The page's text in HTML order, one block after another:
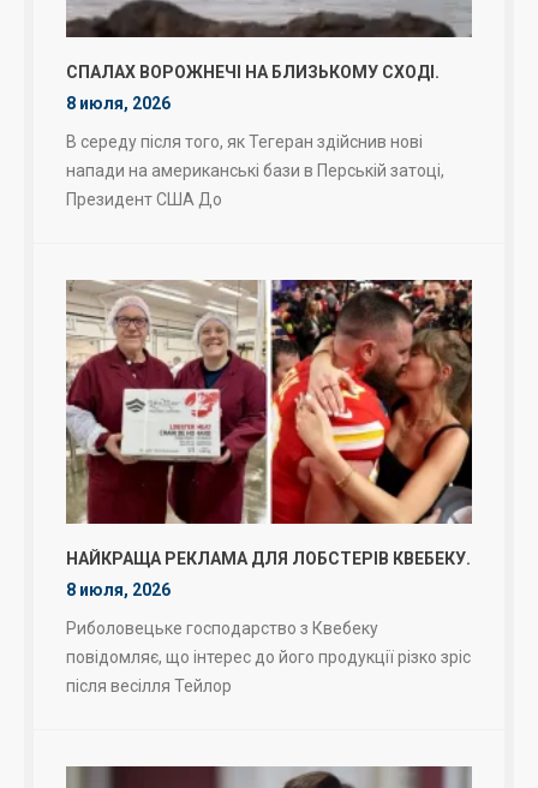
СПАЛАХ ВОРОЖНЕЧІ НА БЛИЗЬКОМУ СХОДІ.
8 июля, 2026
В середу після того, як Тегеран здійснив нові
напади на американські бази в Перській затоці,
Президент США До
НАЙКРАЩА РЕКЛАМА ДЛЯ ЛОБСТЕРІВ КВЕБЕКУ.
8 июля, 2026
Риболовецьке господарство з Квебеку
повідомляє, що інтерес до його продукції різко зріс
після весілля Тейлор